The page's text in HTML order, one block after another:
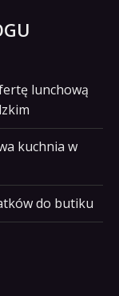
lunchową
kuchnia w
do butiku